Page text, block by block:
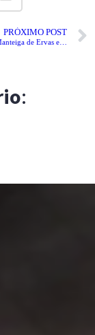
PRÓXIMO POST
Receita Peixe na Manteiga de Ervas e Limão
: